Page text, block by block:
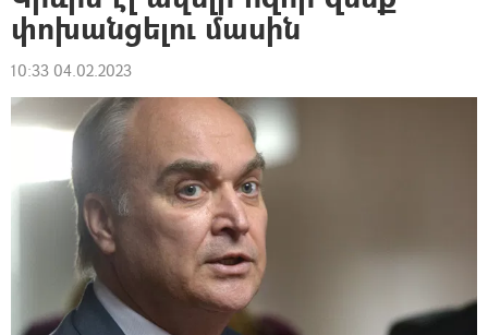
փոխանցելու մասին
10:33 04.02.2023